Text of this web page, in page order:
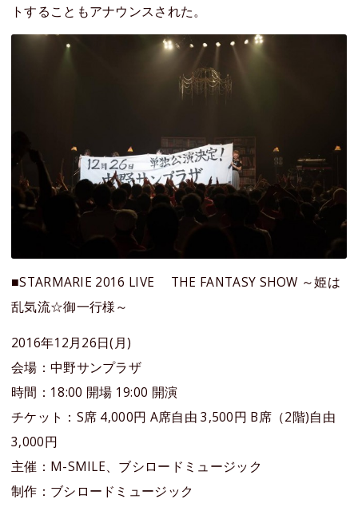
トすることもアナウンスされた。
■STARMARIE 2016 LIVE THE FANTASY SHOW ～姫は
乱気流☆御一行様～
2016年12月26日(月)
会場：中野サンプラザ
時間：18:00 開場 19:00 開演
チケット：S席 4,000円 A席自由 3,500円 B席（2階)自由
3,000円
主催：M-SMILE、ブシロードミュージック
制作：ブシロードミュージック